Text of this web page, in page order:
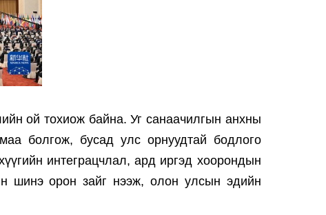
ой тохиож байна. Уг санаачилгын анхны
болгож, бусад улс орнуудтай бодлого
интеграцчлал, ард иргэд хоорондын
шинэ орон зайг нээж, олон улсын эдийн